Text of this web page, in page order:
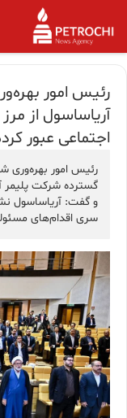
رئیس امور
آریاساسول از
اجتماعی عبور
رئیس امور بهره‌وری
گسترده شرکت پلیمر
و گفت: آریاساسول
سری اقدام‌های